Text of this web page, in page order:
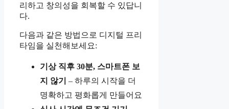
리하고 창의성을 회복할 수 있답니
다.
다음과 같은 방법으로 디지털 프리
타임을 실천해보세요:
기상 직후 30분, 스마트폰 보
지 않기 – 하루의 시작을 더
명확하고 평화롭게 만들어요